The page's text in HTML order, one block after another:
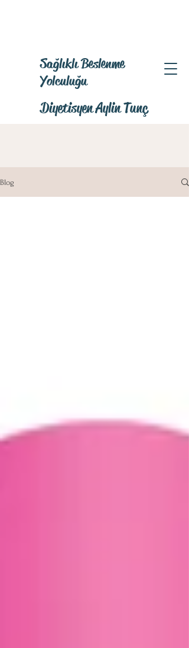
Sağlıklı Beslenme
Yolculuğu
Diyetisyen Aylin Tunç
Blog